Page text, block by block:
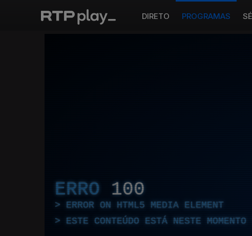
DIRETO PROGRAMAS
ERRO 100
ERROR ON HTML5 MEDIA ELEMENT
ESTE CONTEÚDO ESTÁ NESTE